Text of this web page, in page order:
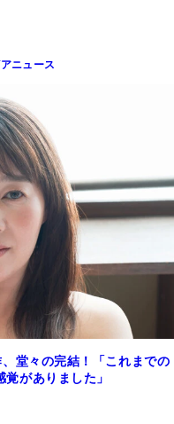
ニュース
堂々の完結！「これまでの
がありました」